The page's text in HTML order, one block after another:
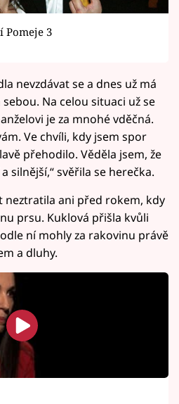
Pomeje 3
nevzdávat se a dnes už má
Na celou situaci už se
je za mnohé vděčná.
Ve chvíli, kdy jsem spor
přehodilo. Věděla jsem, že
silnější,“ svěřila se herečka.
neztratila ani před rokem, kdy
prsu. Kuklová přišla kvůli
ní mohly za rakovinu právě
a dluhy.